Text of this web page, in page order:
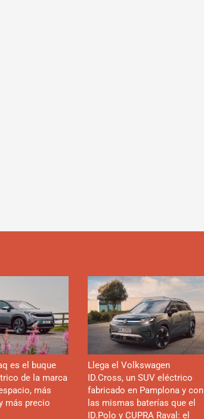
es el buque
de la marca
más
más precio
Llega el Volkswagen
ID.Cross, un SUV eléctrico
fabricado en Pamplona y con
las mismas baterías que el
ID.Polo y CUPRA Raval: el